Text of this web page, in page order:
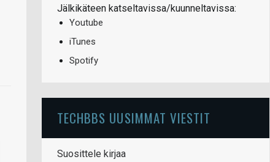
Jälkikäteen katseltavissa/kuunneltavissa:
Youtube
iTunes
Spotify
TECHBBS UUSIMMAT VIESTIT
Suosittele kirjaa